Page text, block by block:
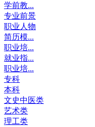
学前教...
专业前景
职业人物
简历模...
职业培...
就业指...
职业培...
专科
本科
文史中医类
艺术类
理工类